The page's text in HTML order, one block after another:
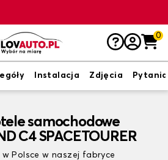
0
Instalacja Zdjęcia Pytania
samochodowe
C4 SPACETOURER
Polsce w naszej fabryce